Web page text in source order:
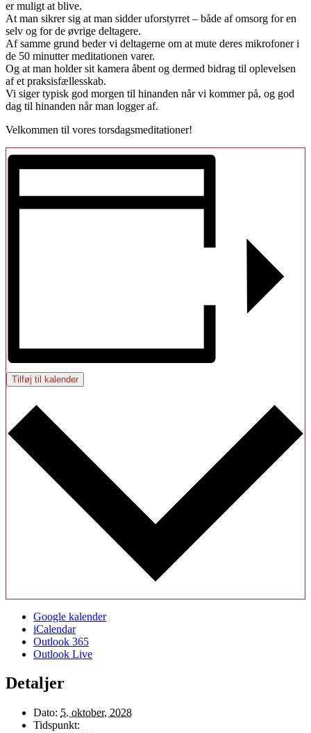
er muligt at blive.
At man sikrer sig at man sidder uforstyrret – både af omsorg for en
selv og for de øvrige deltagere.
Af samme grund beder vi deltagerne om at mute deres mikrofoner i
de 50 minutter meditationen varer.
Og at man holder sit kamera åbent og dermed bidrag til oplevelsen
af et praksisfællesskab.
Vi siger typisk god morgen til hinanden når vi kommer på, og god
dag til hinanden når man logger af.
Velkommen til vores torsdagsmeditationer!
Tilføj til kalender
Google kalender
iCalendar
Outlook 365
Outlook Live
Detaljer
Dato: 5. oktober, 2028
Tidspunkt: